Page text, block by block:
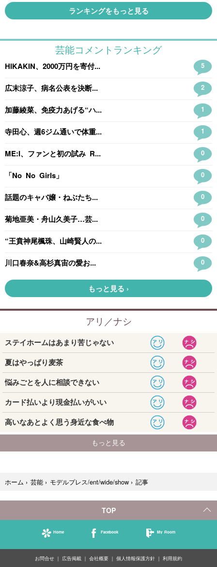
ランキングをもっと見る
ホーム › 芸能 › モデルプレス/ent/wide/show › 記事
TOP
Home Facebook My Room
お問合せ 広告掲載 会社概要 個人情報保護方針 利用規約